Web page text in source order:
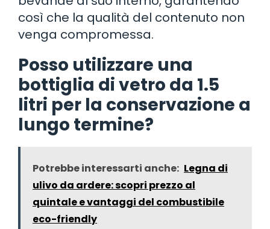
così che la qualità del contenuto non
venga compromessa.
Posso utilizzare una
bottiglia di vetro da 1.5
litri per la conservazione a
lungo termine?
Potrebbe interessarti anche: Legna di
ulivo da ardere: scopri prezzo al
quintale e vantaggi del combustibile
eco-friendly